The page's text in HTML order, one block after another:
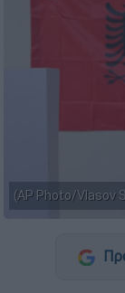
(AP Photo/Vlasov